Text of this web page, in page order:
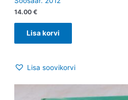
14.00 €
Lisa korvi
Lisa soovikorvi